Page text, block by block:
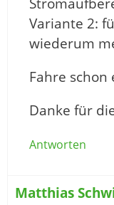
Variante 2:
wiederum
Fahre schon
Danke für
Antworten
Matthias